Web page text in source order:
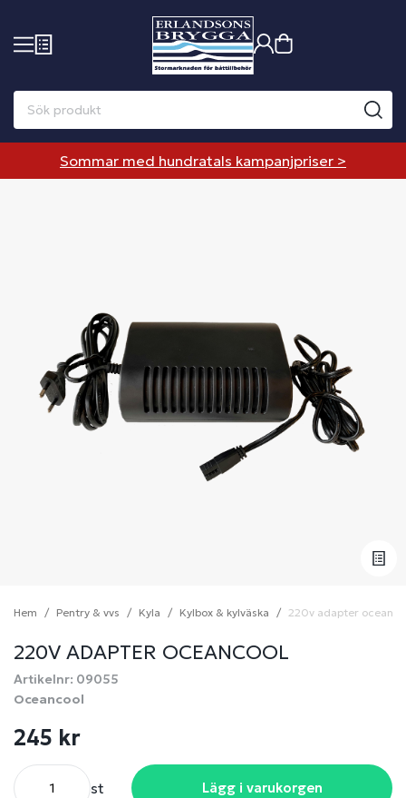
Sommar med hundratals kampanjpriser >
Hem Pentry & vvs Kyla Kylbox & kylväska 220v adapter
220V ADAPTER OCEANCOOL
Artikelnr: 09055
Oceancool
245 kr
st Lägg i varukorgen